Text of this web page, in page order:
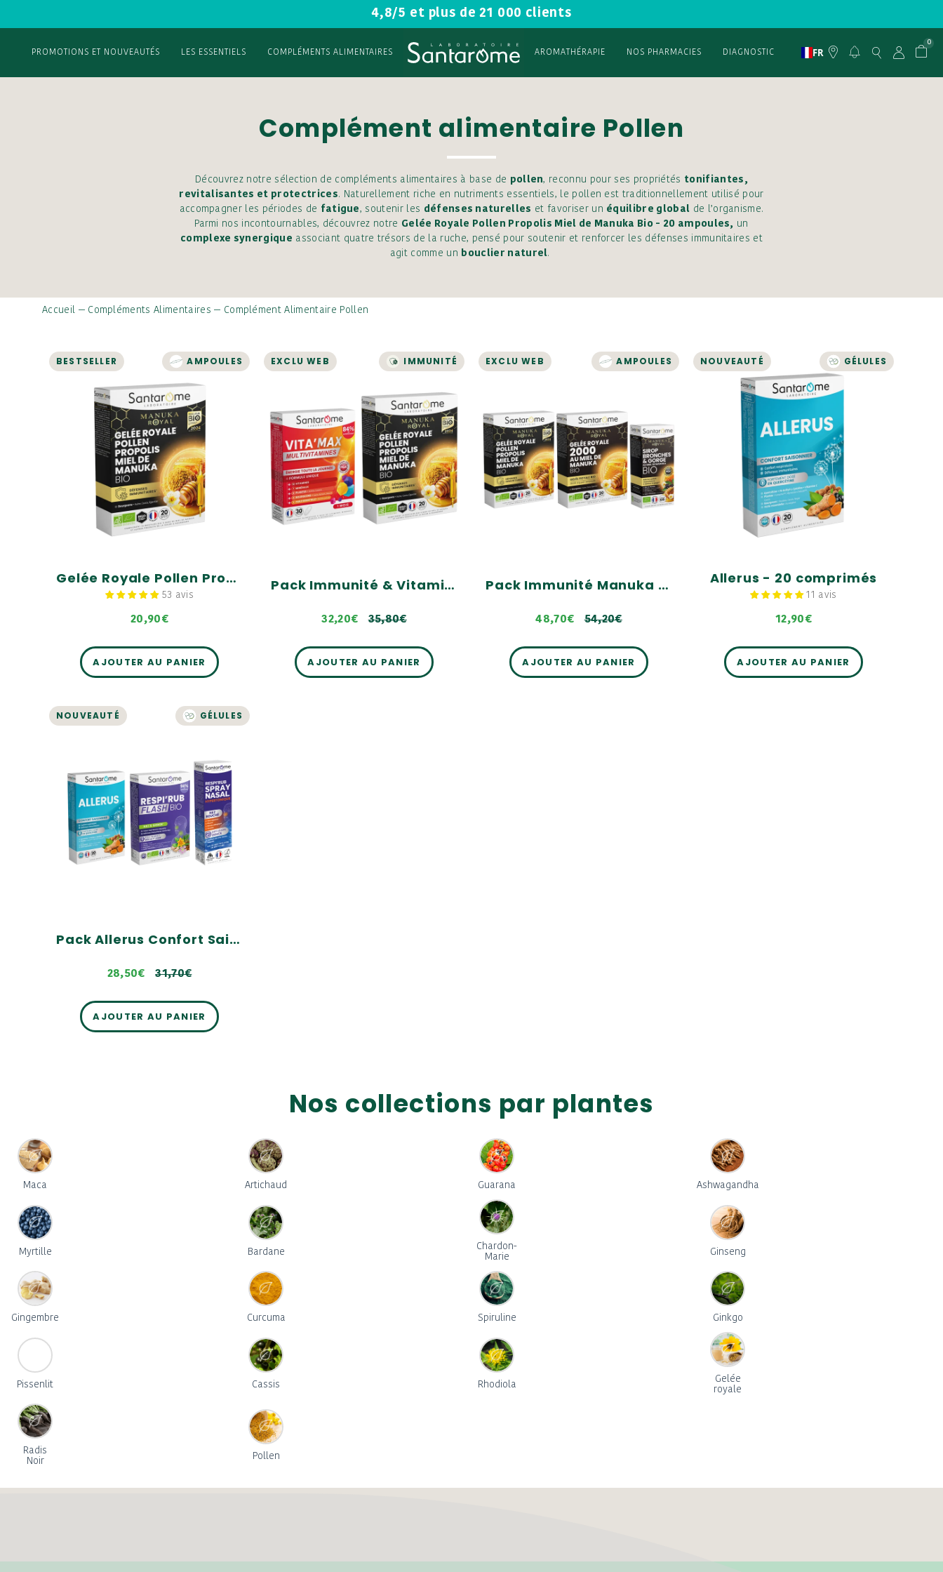
4,8/5 et plus de 21 000 clients
PROMOTIONS ET NOUVEAUTÉS LES ESSENTIELS COMPLÉMENTS ALIMENTAIRES AROMATHÉRAPIE NOS PHARMACIES DIAGNOSTIC FR
0
Complément alimentaire Pollen
Découvrez notre sélection de compléments alimentaires à base de pollen, reconnu pour ses propriétés tonifiantes,
revitalisantes et protectrices. Naturellement riche en nutriments essentiels, le pollen est traditionnellement utilisé pour
accompagner les périodes de fatigue, soutenir les défenses naturelles et favoriser un équilibre global de l’organisme.
Parmi nos incontournables, découvrez notre Gelée Royale Pollen Propolis Miel de Manuka Bio - 20 ampoules, un
complexe synergique associant quatre trésors de la ruche, pensé pour soutenir et renforcer les défenses immunitaires et
agit comme un bouclier naturel.
Accueil — Compléments Alimentaires — Complément Alimentaire Pollen
BESTSELLER AMPOULES
Gelée Royale Pollen Propolis Miel de Manuka Bio - 20 ampoules
53 avis
20,90€
Gelée Royale Pollen
Propolis Miel de Manuka
Bio - 20 ampoules
Contribue à apporter énergie et
vitalité
Bouclier naturel
AJOUTER AU PANIER
EXCLU WEB IMMUNITÉ
Pack Immunité & Vitamine
32,20€ 35,80€
Pack Immunité &
Vitamine
Un duo complémentaire
Multivitamines Vita'max Adultes
:riche en Vitamines & Minéraux
Gelée Royale Pollen Propolis Miel de
Manuka : Contribue à apporter
énergie et vitalité
AJOUTER AU PANIER
EXCLU WEB AMPOULES
Pack Immunité Manuka Royal - Ampoules
48,70€ 54,20€
Royal - Ampoules
Un trio complémentaire
Miel de Manuka de qualité :
MGO230+
Enrichi en trio de Bourgeons Bio
Immuntié : Cassis, Eglantier, Aulne
AJOUTER AU PANIER
NOUVEAUTÉ GÉLULES
Allerus - 20 comprimés
11 avis
12,90€
Allerus - 20 comprimés
Confort saisonnier
Confort respiratoire
Défenses immunitaires
AJOUTER AU PANIER
NOUVEAUTÉ GÉLULES
Pack Allerus Confort Saisonnier
28,50€ 31,70€
Un trio complémentaire
Confort saisonnier
Confort respiratoire
AJOUTER AU PANIER
Nos collections par plantes
Maca Artichaud Guarana Ashwagandha
Myrtille Bardane
Chardon-
Marie
Ginseng
Gingembre Curcuma Spiruline Ginkgo
Pissenlit Cassis Rhodiola
Gelée
royale
Radis
Noir
Pollen